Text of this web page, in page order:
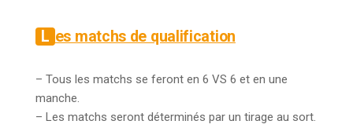
Les matchs de qualification
– Tous les matchs se feront en 6 VS 6 et en une
manche.
– Les matchs seront déterminés par un tirage au sort.